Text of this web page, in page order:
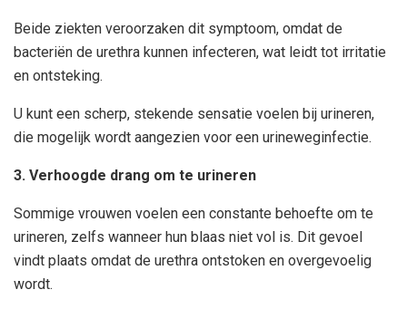
Beide ziekten veroorzaken dit symptoom, omdat de
bacteriën de urethra kunnen infecteren, wat leidt tot irritatie
en ontsteking.
U kunt een scherp, stekende sensatie voelen bij urineren,
die mogelijk wordt aangezien voor een urineweginfectie.
3. Verhoogde drang om te urineren
Sommige vrouwen voelen een constante behoefte om te
urineren, zelfs wanneer hun blaas niet vol is. Dit gevoel
vindt plaats omdat de urethra ontstoken en overgevoelig
wordt.